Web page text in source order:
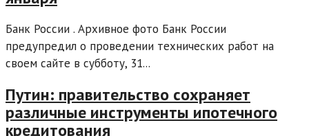
Банк России . Архивное фото Банк России
предупредил о проведении технических работ на
своем сайте в субботу, 31...
Путин: правительство сохраняет
различные инструменты ипотечного
кредитования